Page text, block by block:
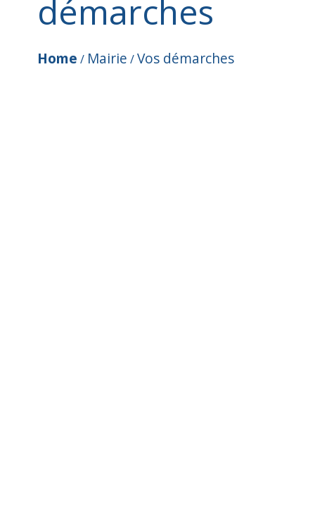
démarches
Home / Mairie /Vos démarches